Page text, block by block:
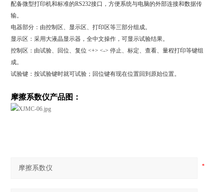
配备微型打印机和标准的RS232接口，方便系统与电脑的外部连接和数据传
输。
电器部分：由控制区、显示区、打印区等三部分组成。
显示区：采用大液晶显示器，全中文操作，可显示试验结果。
控制区：由试验、回位、复位 <+> <-> 停止、标定、查看、量程打印等键组
成。
试验键：按试验键时就可试验；回位键有现在位置回到原始位置。
摩擦系数仪产品图：